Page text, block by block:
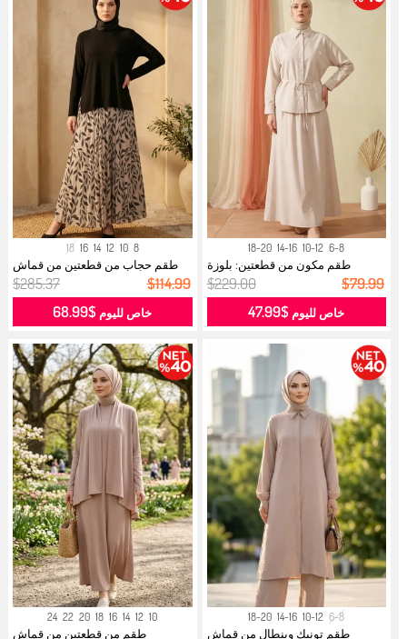
6-8
10-12
14-16
18-20
طقم مكون من قطعتين: بلوزة
مخططة بيا...
$229.00 $79.99
خاص لليوم $47.99
8
10
12
14
16
18
طقم حجاب من قطعتين من قماش
رملي، بل...
$285.37 $114.99
خاص لليوم $68.99
6-8
10-12
14-16
18-20
طقم تونيك وبنطال من قماش
10
12
14
16
18
20
22
24
طقم من قطعتين من قماش